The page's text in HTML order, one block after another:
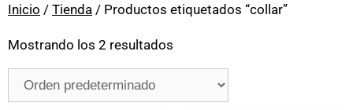
Inicio / Tienda / Productos etiquetados “collar”
Mostrando los 2 resultados